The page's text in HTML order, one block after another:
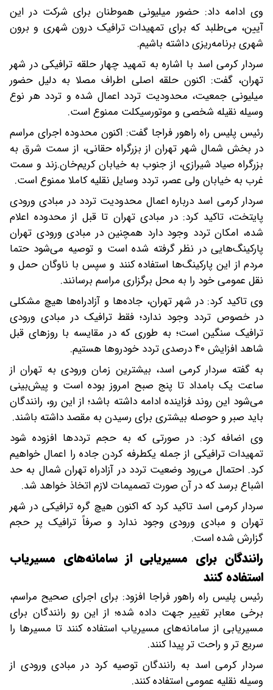
وی ادامه داد: حضور میلیونی هموطنان برای شرکت در این
آیین، می‌طلبد که برای تمهیدات ترافیک درون شهری و برون
شهری برنامه‌ریزی داشته باشیم.
سردار کرمی اسد با اشاره به تمهید چهار حلقه ترافیکی در شهر
تهران، گفت: اکنون حلقه اصلی اطراف مصلا به دلیل حضور
میلیونی جمعیت، محدودیت تردد اعمال شده و تردد هر نوع
وسیله نقیله شخصی و موتورسیکلت ممنوع است.
رئیس پلیس راه راهور فراجا گفت: اکنون محدوده اجرای مراسم
در بخش شمال شهر تهران از بزرگراه حقانی، از سمت شرق به
بزرگراه صیاد شیرازی، از جنوب به خیابان کریم‌خان.زند و سمت
غرب به خیابان ولی عصر، تردد وسایل نقلیه کاملا ممنوع است.
سردار کرمی اسد درباره اعمال محدودیت تردد در مبادی ورودی
پایتخت، تاکید کرد: در مبادی تهران تا قبل از محدوده اعلام
شده، امکان تردد وجود دارد همچنین در مبادی ورودی تهران
پارکینگ‌هایی در نظر گرفته شده است و توصیه می‌شود حتما
مردم از این پارکینگ‌ها استفاده کنند و سپس با ناوگان حمل و
نقل عمومی خود را به محل برگزاری مراسم برسانند.
وی تاکید کرد: در شهر تهران، جاده‌ها و آزادراه‌ها هیچ مشکلی
در خصوص تردد وجود ندارد؛ فقط ترافیک در مبادی ورودی
ترافیک سنگین است؛ به طوری که در مقایسه با روزهای قبل
شاهد افزایش ۴۰ درصدی تردد خودروها هستیم.
به گفته سردار کرمی اسد، بیشترین زمان ورودی به تهران از
ساعت یک بامداد تا پنج صبح امروز بوده است و پیش‌بینی
می‌شود این روند فزاینده ادامه داشته باشد؛ از این رو، رانندگان
باید صبر و حوصله بیشتری برای رسیدن به مقصد داشته باشند.
وی اضافه کرد: در صورتی که به حجم ترددها افزوده شود
تمهیدات ترافیکی از جمله یکطرفه کردن جاده را اعمال خواهیم
کرد. احتمال می‌رود وضعیت تردد در آزادراه تهران شمال به حد
اشباع برسد که در آن صورت تصمیمات لازم اتخاذ خواهد شد.
سردار کرمی اسد تاکید کرد که اکنون هیچ گره ترافیکی در شهر
تهران و مبادی ورودی وجود ندارد و صرفاً ترافیک پر حجم
گزارش شده است.
رانندگان برای مسیریابی از سامانه‌های مسیریاب
استفاده کنند
رئیس پلیس راه راهور فراجا افزود: برای اجرای صحیح مراسم،
برخی معابر تغییر جهت داده شده؛ از این رو رانندگان برای
مسیریابی از سامانه‌های مسیریاب استفاده کنند تا مسیرها را
سریع تر و راحت تر پیدا کنند.
سردار کرمی اسد به رانندگان توصیه کرد در مبادی ورودی از
وسیله نقلیه عمومی استفاده کنند.